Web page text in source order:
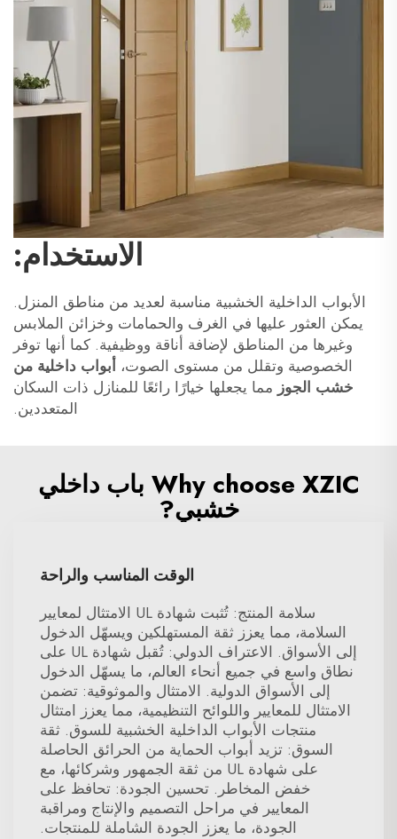
الاستخدام:
الأبواب الداخلية الخشبية مناسبة لعديد من مناطق المنزل.
يمكن العثور عليها في الغرف والحمامات وخزائن الملابس
وغيرها من المناطق لإضافة أناقة ووظيفية. كما أنها توفر
الخصوصية وتقلل من مستوى الصوت، أبواب داخلية من
خشب الجوز مما يجعلها خيارًا رائعًا للمنازل ذات السكان
المتعددين.
Why choose XZIC باب داخلي
خشبي?
الوقت المناسب والراحة
سلامة المنتج: تُثبت شهادة UL الامتثال لمعايير
السلامة، مما يعزز ثقة المستهلكين ويسهّل الدخول
إلى الأسواق. الاعتراف الدولي: تُقبل شهادة UL على
نطاق واسع في جميع أنحاء العالم، ما يسهّل الدخول
إلى الأسواق الدولية. الامتثال والموثوقية: تضمن
الامتثال للمعايير واللوائح التنظيمية، مما يعزز امتثال
منتجات الأبواب الداخلية الخشبية للسوق. ثقة
السوق: تزيد أبواب الحماية من الحرائق الحاصلة
على شهادة UL من ثقة الجمهور وشركائها، مع
خفض المخاطر. تحسين الجودة: تحافظ على
المعايير في مراحل التصميم والإنتاج ومراقبة
الجودة، ما يعزز الجودة الشاملة للمنتجات.